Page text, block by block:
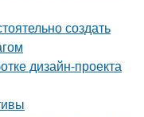
создать
дизайн-проекта